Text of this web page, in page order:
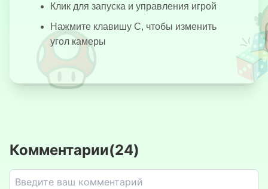
3D Кликер
Клик для запуска и управления игрой
Нажмите клавишу C, чтобы изменить
угол камеры
Комментарии(24)